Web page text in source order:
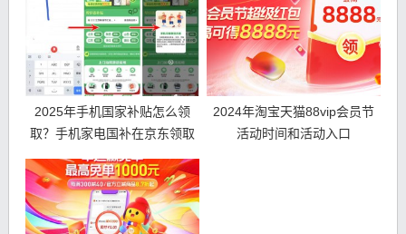
2025年手机国家补贴怎么领
取？手机家电国补在京东领取
2024年淘宝天猫88vip会员节
活动时间和活动入口